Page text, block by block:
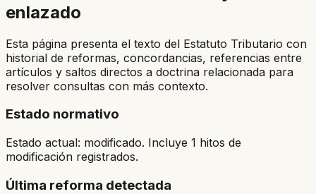
enlazado
Esta página presenta el texto del Estatuto Tributario con
historial de reformas, concordancias, referencias entre
artículos y saltos directos a doctrina relacionada para
resolver consultas con más contexto.
Estado normativo
Estado actual: modificado. Incluye 1 hitos de
modificación registrados.
Última reforma detectada